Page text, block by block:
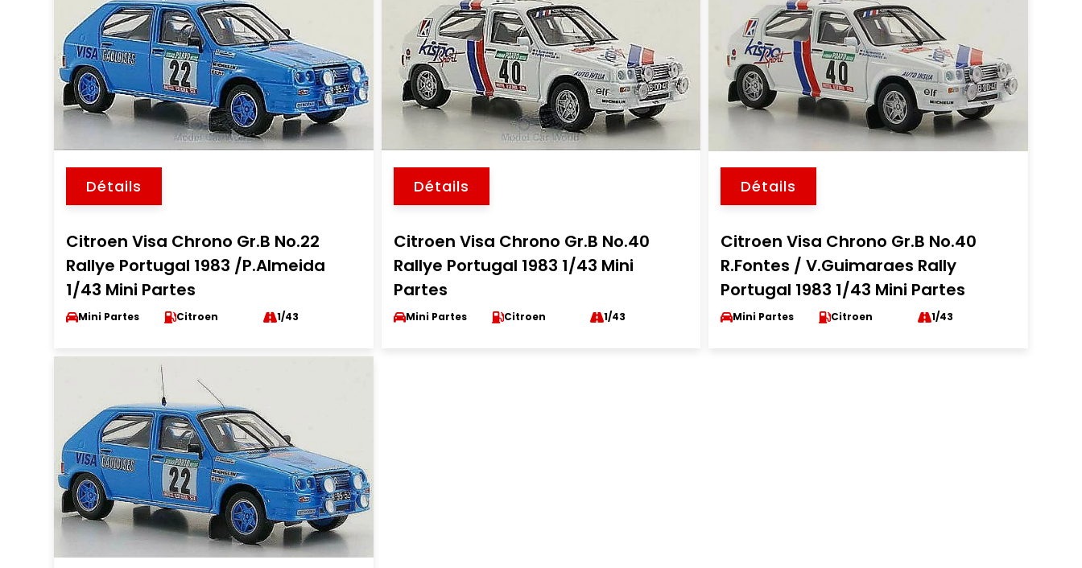
Détails
Citroen Visa Chrono Gr.B No.22
Rallye Portugal 1983 /P.Almeida
1/43 Mini Partes
Mini Partes Citroen 1/43
Détails
Citroen Visa Chrono Gr.B No.40
Rallye Portugal 1983 1/43 Mini
Partes
Mini Partes Citroen 1/43
Détails
Citroen Visa Chrono Gr.B No.40
R.Fontes / V.Guimaraes Rally
Portugal 1983 1/43 Mini Partes
Mini Partes Citroen 1/43